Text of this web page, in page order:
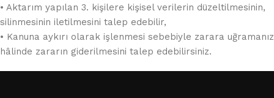
• Aktarım yapılan 3. kişilere kişisel verilerin düzeltilmesinin,
silinmesinin iletilmesini talep edebilir,
• Kanuna aykırı olarak işlenmesi sebebiyle zarara uğramanız
hâlinde zararın giderilmesini talep edebilirsiniz.